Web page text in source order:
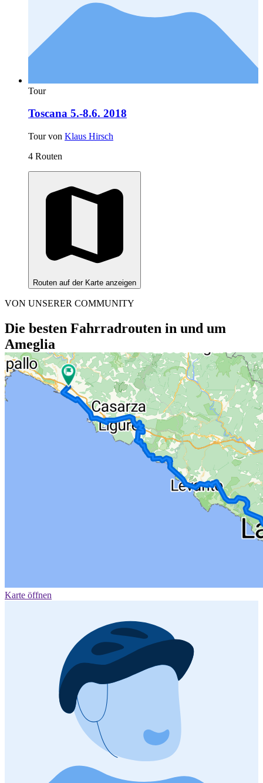
Tour
Toscana 5.-8.6. 2018
Tour von Klaus Hirsch
4 Routen
Routen auf der Karte anzeigen
VON UNSERER COMMUNITY
Die besten Fahrradrouten in und um
Ameglia
Karte öffnen